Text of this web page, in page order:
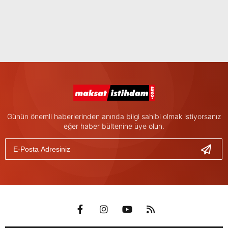
Günün önemli haberlerinden anında bilgi sahibi olmak istiyorsanız
eğer haber bültenine üye olun.